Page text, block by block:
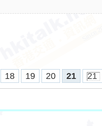
18 19 20 21